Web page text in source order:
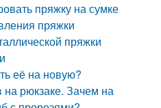
пряжку на сумке
пряжки
пряжки
её на новую?
на рюкзаке. Зачем на